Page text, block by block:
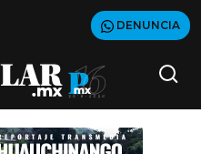
DENUNCIA